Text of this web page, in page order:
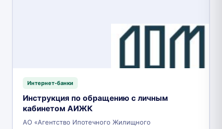
Интернет-банки
Инструкция по обращению с личным
кабинетом АИЖК
АО «Агентство Ипотечного Жилищного